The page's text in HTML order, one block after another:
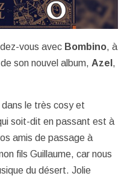
vous avec Bombino, à
son nouvel album, Azel ,
le très cosy et
soit-dit en passant est à
amis de passage à
fils Guillaume, car nous
du désert. Jolie